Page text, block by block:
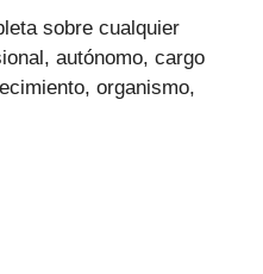
sobre cualquier
autónomo, cargo
organismo,